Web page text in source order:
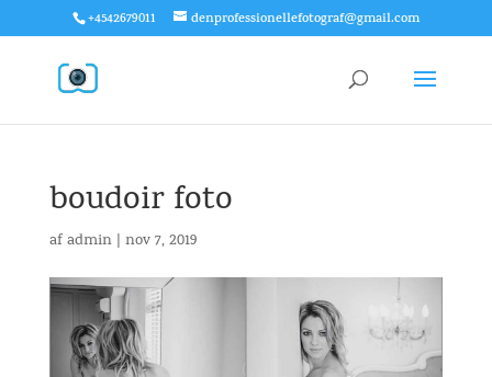
+4542679011 denprofessionellefotograf@gmail.com
boudoir foto
afadmin| nov 7, 2019